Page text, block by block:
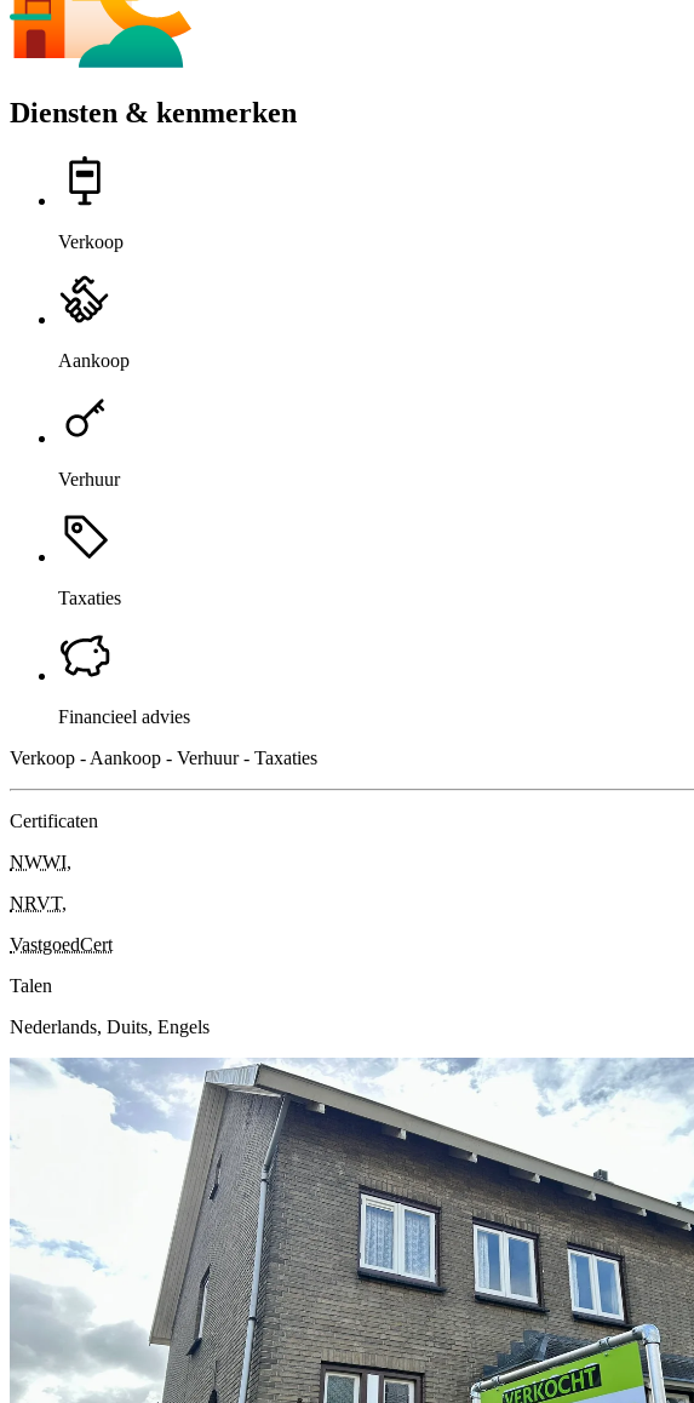
Diensten & kenmerken
Verkoop
Aankoop
Verhuur
Taxaties
Financieel advies
Verkoop - Aankoop - Verhuur - Taxaties
Certificaten
NWWI,
NRVT,
VastgoedCert
Talen
Nederlands, Duits, Engels